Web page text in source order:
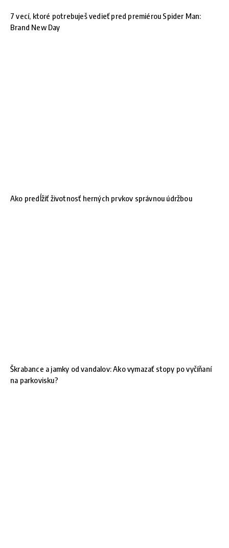
7 vecí, ktoré potrebuješ vedieť pred premiérou Spider Man:
Brand New Day
Ako predĺžiť životnosť herných prvkov správnou údržbou
Škrabance a jamky od vandalov: Ako vymazať stopy po vyčíňaní
na parkovisku?